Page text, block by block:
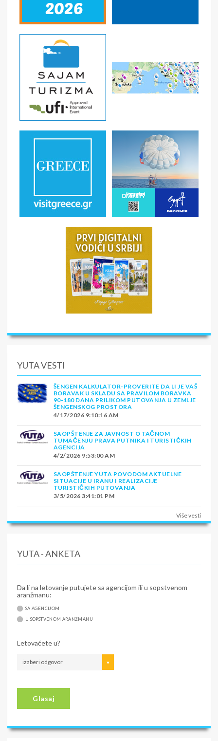
YUTA VESTI
ŠENGEN KALKULATOR-PROVERITE DA LI JE VAŠ
BORAVAK U SKLADU SA PRAVILOM BORAVKA
90-180 DANA PRILIKOM PUTOVANJA U ZEMLJE
ŠENGENSKOG PROSTORA
4/17/2026 9:10:16 AM
SAOPŠTENJE ZA JAVNOST O TAČNOM
TUMAČENJU PRAVA PUTNIKA I TURISTIČKIH
AGENCIJA
4/2/2026 9:53:00 AM
SAOPŠTENJE YUTA POVODOM AKTUELNE
SITUACIJE U IRANU I REALIZACIJE
TURISTIČKIH PUTOVANJA
3/5/2026 3:41:01 PM
Više vesti
YUTA - ANKETA
Da li na letovanje putujete sa agencijom ili u sopstvenom
aranžmanu:
SA AGENCIJOM
U SOPSTVENOM ARANŽMANU
Letovaćete u?
izaberi odgovor
Glasaj